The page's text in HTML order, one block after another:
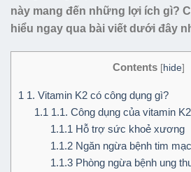
này mang đến những lợi ích gì?
hiểu ngay qua bài viết dưới đây
Contents [hide]
1 1. Vitamin K2 có công dụng gì?
1.1 1.1. Công dụng của vitamin K2
1.1.1 Hỗ trợ sức khoẻ xương
1.1.2Ngăn ngừa bệnh tim
1.1.3Phòng ngừa bệnh ung